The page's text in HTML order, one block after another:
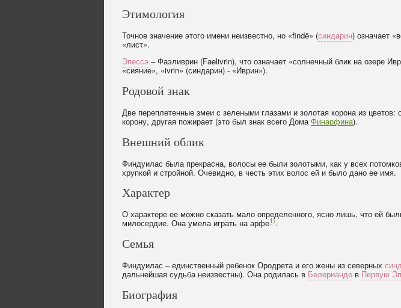
Этимология
Точное значение этого имени неизвестно, но «findё» (синдарин) означает
«лист».
Эпессэ – Фаэливрин (Faelivrin), что означает «солнечный блик на озере
«сияние», «ivrin» (синдарин) - «Иврин»).
Родовой знак
Две переплетенные змеи с зелеными глазами и золотая корона из
корону, другая пожирает (это был знак всего ДомаФинарфина).
Внешний облик
Финдуилас была прекрасна, волосы ее были золотыми, как у всех
хрупкой и стройной. Очевидно, в честь этих волос ей и было дано ее имя.
Характер
О характере ее можно сказать мало определенного, ясно лишь, что ей
милосердие. Она умела играть на арфе1).
Семья
Финдуилас – единственный ребенок Ородрета и его жены из северных
дальнейшая судьба неизвестны). Она родилась в Белерианде в Первую
Биография